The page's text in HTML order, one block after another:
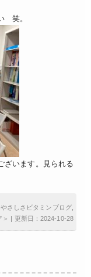
笑。
ざいます。見られる
さしさビタミンブログ,
＞ | 更新日：2024-10-28